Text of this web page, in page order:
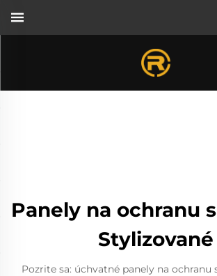
Panely na ochranu
Stylizované
Pozrite sa: úchvatné panely na ochranu